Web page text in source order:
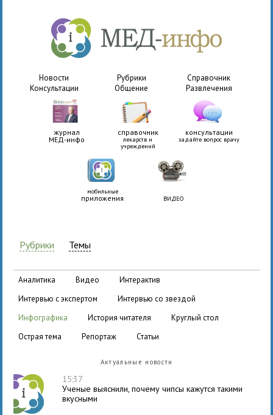
Новости Рубрики
Справочник
Консультации
Общение Развлечения
журнал
МЕД-инфо
справочник
лекарств и
учреждений
консультации
задайте вопрос врачу
мобильные
приложения ВИДЕО
Рубрики Темы
аналитика видео
интерактив
интервью с экспертом
интервью со звездой
инфографика
история читателя
круглый стол
острая тема
репортаж статьи
Актуальные новости
15:37
Ученые выяснили, почему чипсы кажутся такими
вкусными